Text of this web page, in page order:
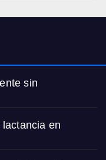
sin
en